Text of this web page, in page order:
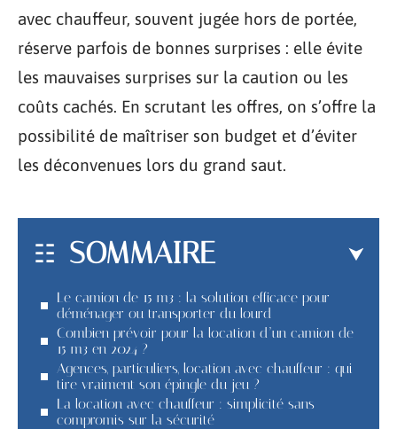
avec chauffeur, souvent jugée hors de portée,
réserve parfois de bonnes surprises : elle évite
les mauvaises surprises sur la caution ou les
coûts cachés. En scrutant les offres, on s’offre la
possibilité de maîtriser son budget et d’éviter
les déconvenues lors du grand saut.
SOMMAIRE
Le camion de 15 m3 : la solution efficace pour
déménager ou transporter du lourd
Combien prévoir pour la location d’un camion de
15 m3 en 2024 ?
Agences, particuliers, location avec chauffeur : qui
tire vraiment son épingle du jeu ?
La location avec chauffeur : simplicité sans
compromis sur la sécurité